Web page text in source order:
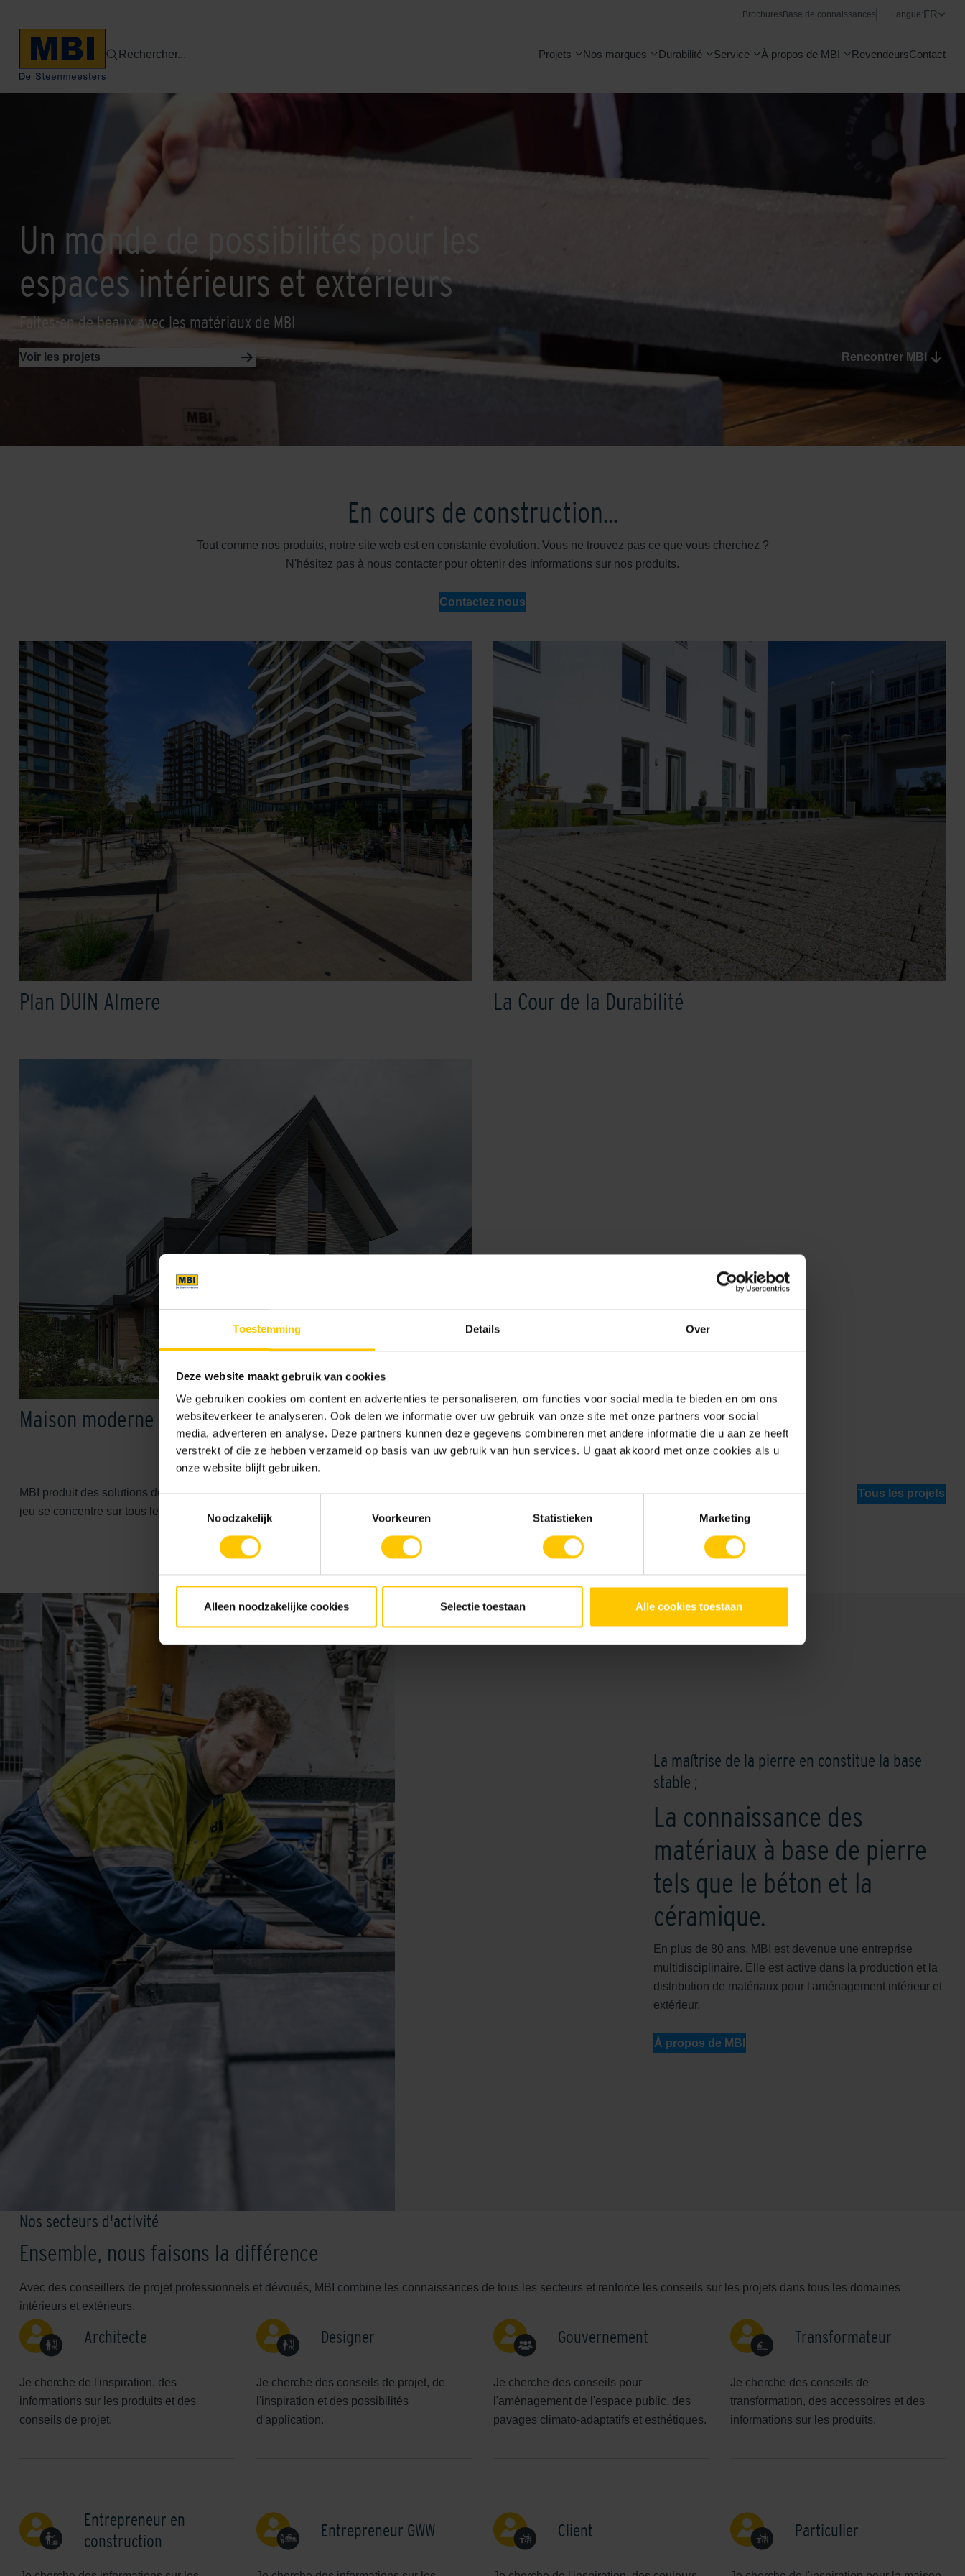
Toestemming Details Over
Deze website maakt gebruik van cookies
We gebruiken cookies om content en advertenties te personaliseren, om functies voor social media te bieden en om ons
websiteverkeer te analyseren. Ook delen we informatie over uw gebruik van onze site met onze partners voor social
media, adverteren en analyse. Deze partners kunnen deze gegevens combineren met andere informatie die u aan ze heeft
verstrekt of die ze hebben verzameld op basis van uw gebruik van hun services. U gaat akkoord met onze cookies als u
onze website blijft gebruiken.
Noodzakelijk
Voorkeuren Statistieken Marketing
Alleen noodzakelijke cookies Selectie toestaan Alle cookies toestaan
Brochures Base de connaissances Langue:FR
Rechercher... Projets Nos marques Durabilité Service À propos de MBI RevendeursContact
Un monde de possibilités pour les
espaces intérieurs et extérieurs
Faites-en de beaux avec les matériaux de MBI
Voir les projets Rencontrer MBI
En cours de construction...
Tout comme nos produits, notre site web est en constante évolution. Vous ne trouvez pas ce que vous cherchez ?
N'hésitez pas à nous contacter pour obtenir des informations sur nos produits.
Contactez nous
Plan DUIN Almere La Cour de la Durabilité
Maison moderne de style MBI
MBI produit des solutions de pavage et de façade de haute qualité pour le secteur public et privé. Notre terrain de jeu. Notre terrain de
jeu se concentre sur tous les domaines d'utilisation de l'espace extérieur.
Tous les projets
La maîtrise de la pierre en constitue la base
stable ;
La connaissance des
matériaux à base de pierre
tels que le béton et la
céramique.
En plus de 80 ans, MBI est devenue une entreprise
multidisciplinaire. Elle est active dans la production et la
distribution de matériaux pour l'aménagement intérieur et
extérieur.
À propos de MBI
Nos secteurs d'activité
Ensemble, nous faisons la différence
Avec des conseillers de projet professionnels et dévoués, MBI combine les connaissances de tous les secteurs et renforce les conseils sur les projets dans tous les domaines
intérieurs et extérieurs.
Architecte
Je cherche de l'inspiration, des
informations sur les produits et des
conseils de projet.
Designer
Je cherche des conseils de projet, de
l'inspiration et des possibilités
d'application.
Gouvernement
Je cherche des conseils pour
l'aménagement de l'espace public, des
pavages climato-adaptatifs et esthétiques.
Transformateur
Je cherche des conseils de
transformation, des accessoires et des
informations sur les produits.
Entrepreneur en
construction
Entrepreneur GWW Client Particulier